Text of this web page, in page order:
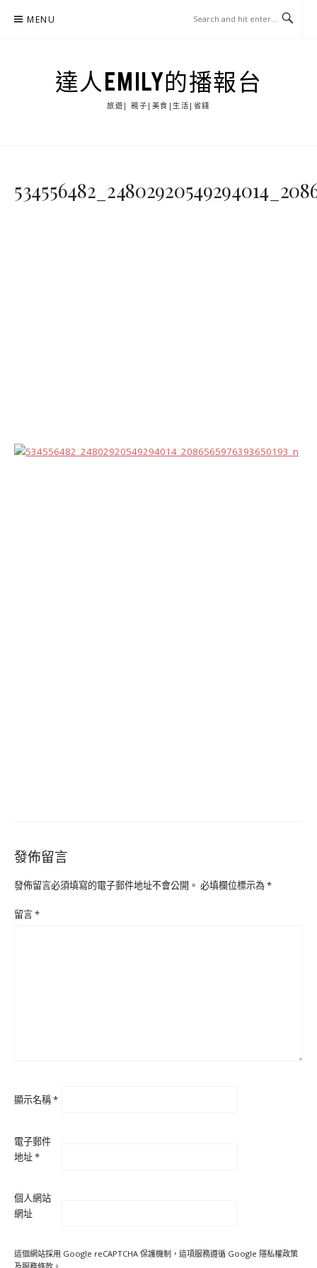
MENU
達人EMILY的播報台
旅遊| 親子|美食|生活|省錢
發佈留言
發佈留言必須填寫的電子郵件地址不會公開。 必填欄位標示為*
留言*
顯示名稱*
電子郵件
地址*
個人網站
網址
這個網站採用 Google reCAPTCHA 保護機制，這項服務遵循 Google 隱私權政策